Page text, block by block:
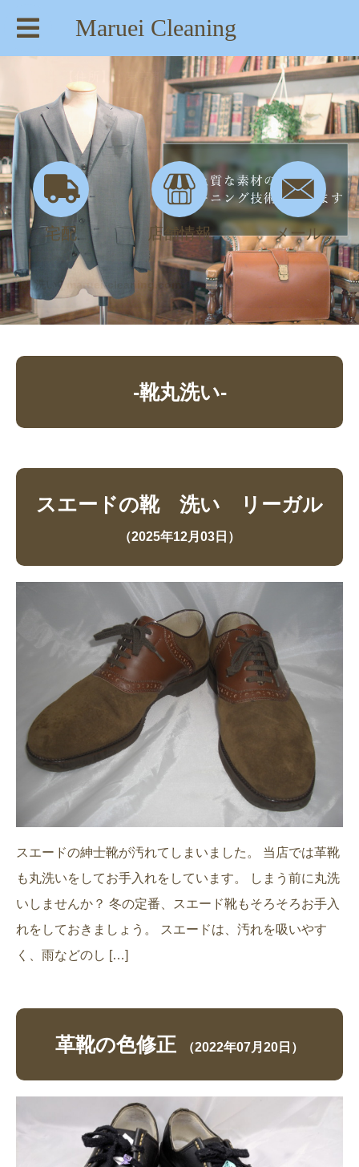
Maruei Cleaning
【住所】：東京都八王子市絹ヶ丘1-22-20
【TEL】：042-635-6234
【営業時間】：AM 8:00～PM 7:30
宅配 店舗情報 メール
靴丸洗い | maruei-cleaning.com
-靴丸洗い-
スエードの靴 洗い リーガル
（2025年12月03日）
スエードの紳士靴が汚れてしまいました。 当店では革靴
も丸洗いをしてお手入れをしています。 しまう前に丸洗
いしませんか？ 冬の定番、スエード靴もそろそろお手入
れをしておきましょう。 スエードは、汚れを吸いやす
く、雨などのし […]
革靴の色修正 （2022年07月20日）